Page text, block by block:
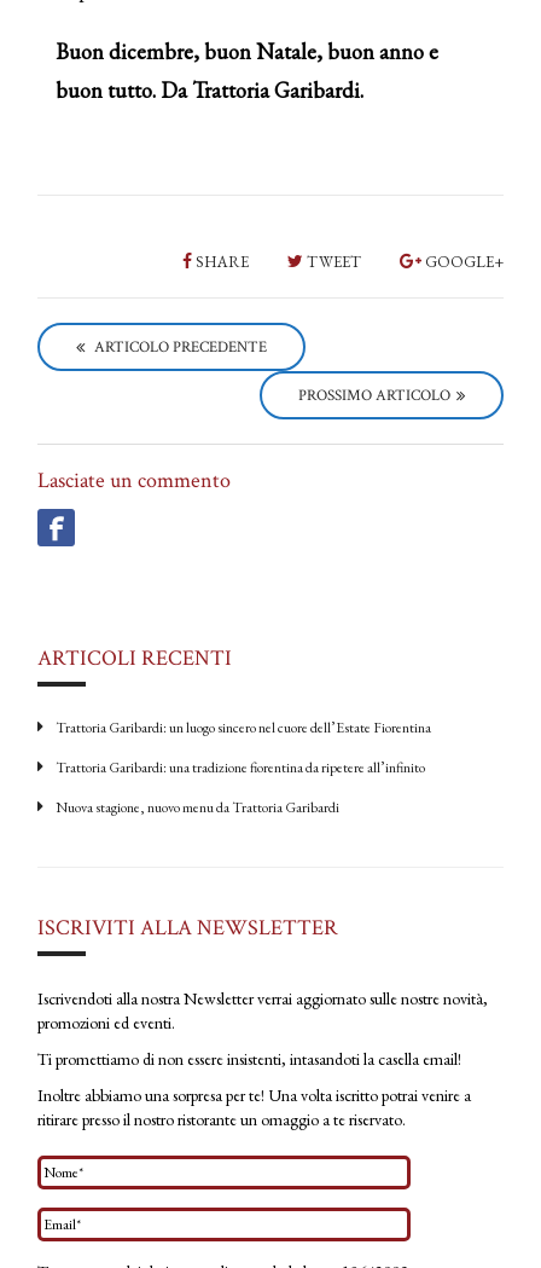
Buon dicembre, buon Natale, buon anno e
buon tutto. Da Trattoria Garibardi.
SHARE TWEET GOOGLE+
o
s
v
i
g
a
t
ARTICOLO PRECEDENTE
PROSSIMO ARTICOLO
Lasciate un commento
ARTICOLI RECENTI
Trattoria Garibardi: un luogo sincero nel cuore dell’Estate Fiorentina
Trattoria Garibardi: una tradizione fiorentina da ripetere all’infinito
Nuova stagione, nuovo menu da Trattoria Garibardi
ISCRIVITI ALLA NEWSLETTER
Iscrivendoti alla nostra Newsletter verrai aggiornato sulle nostre novità,
promozioni ed eventi.
Ti promettiamo di non essere insistenti, intasandoti la casella email!
Inoltre abbiamo una sorpresa per te! Una volta iscritto potrai venire a
ritirare presso il nostro ristorante un omaggio a te riservato.